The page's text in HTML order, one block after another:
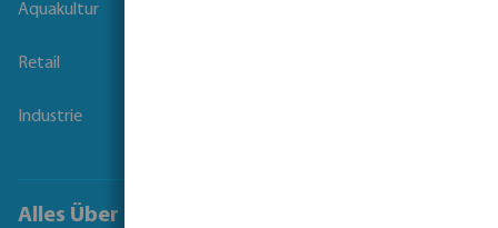
Aquakultur
Retail
Industrie
Alles Über Bevo